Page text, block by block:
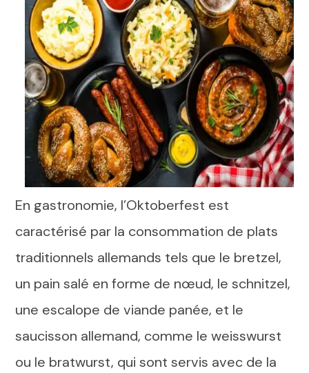
En gastronomie, l’Oktoberfest est
caractérisé par la consommation de plats
traditionnels allemands tels que le bretzel,
un pain salé en forme de nœud, le schnitzel,
une escalope de viande panée, et le
saucisson allemand, comme le weisswurst
ou le bratwurst, qui sont servis avec de la